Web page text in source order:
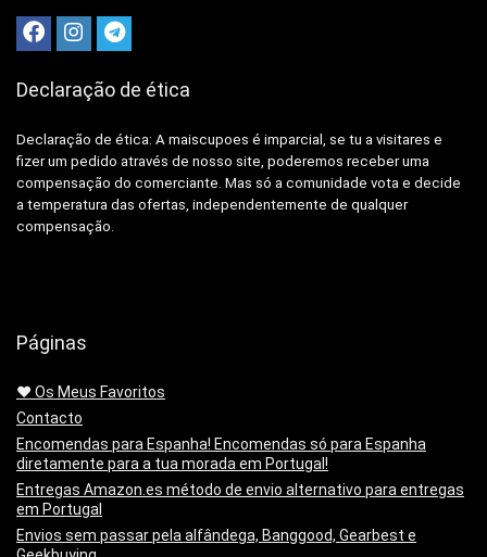
Declaração de ética
Declaração de ética: A maiscupoes é imparcial, se tu a visitares e
fizer um pedido através de nosso site, poderemos receber uma
compensação do comerciante. Mas só a comunidade vota e decide
a temperatura das ofertas, independentemente de qualquer
compensação.
Páginas
❤️ Os Meus Favoritos
Contacto
Encomendas para Espanha! Encomendas só para Espanha
diretamente para a tua morada em Portugal!
Entregas Amazon.es método de envio alternativo para entregas
em Portugal
Envios sem passar pela alfândega, Banggood, Gearbest e